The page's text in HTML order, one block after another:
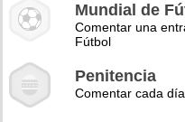
Mundial de
Comentar una
Fútbol
Penitencia
Comentar cada